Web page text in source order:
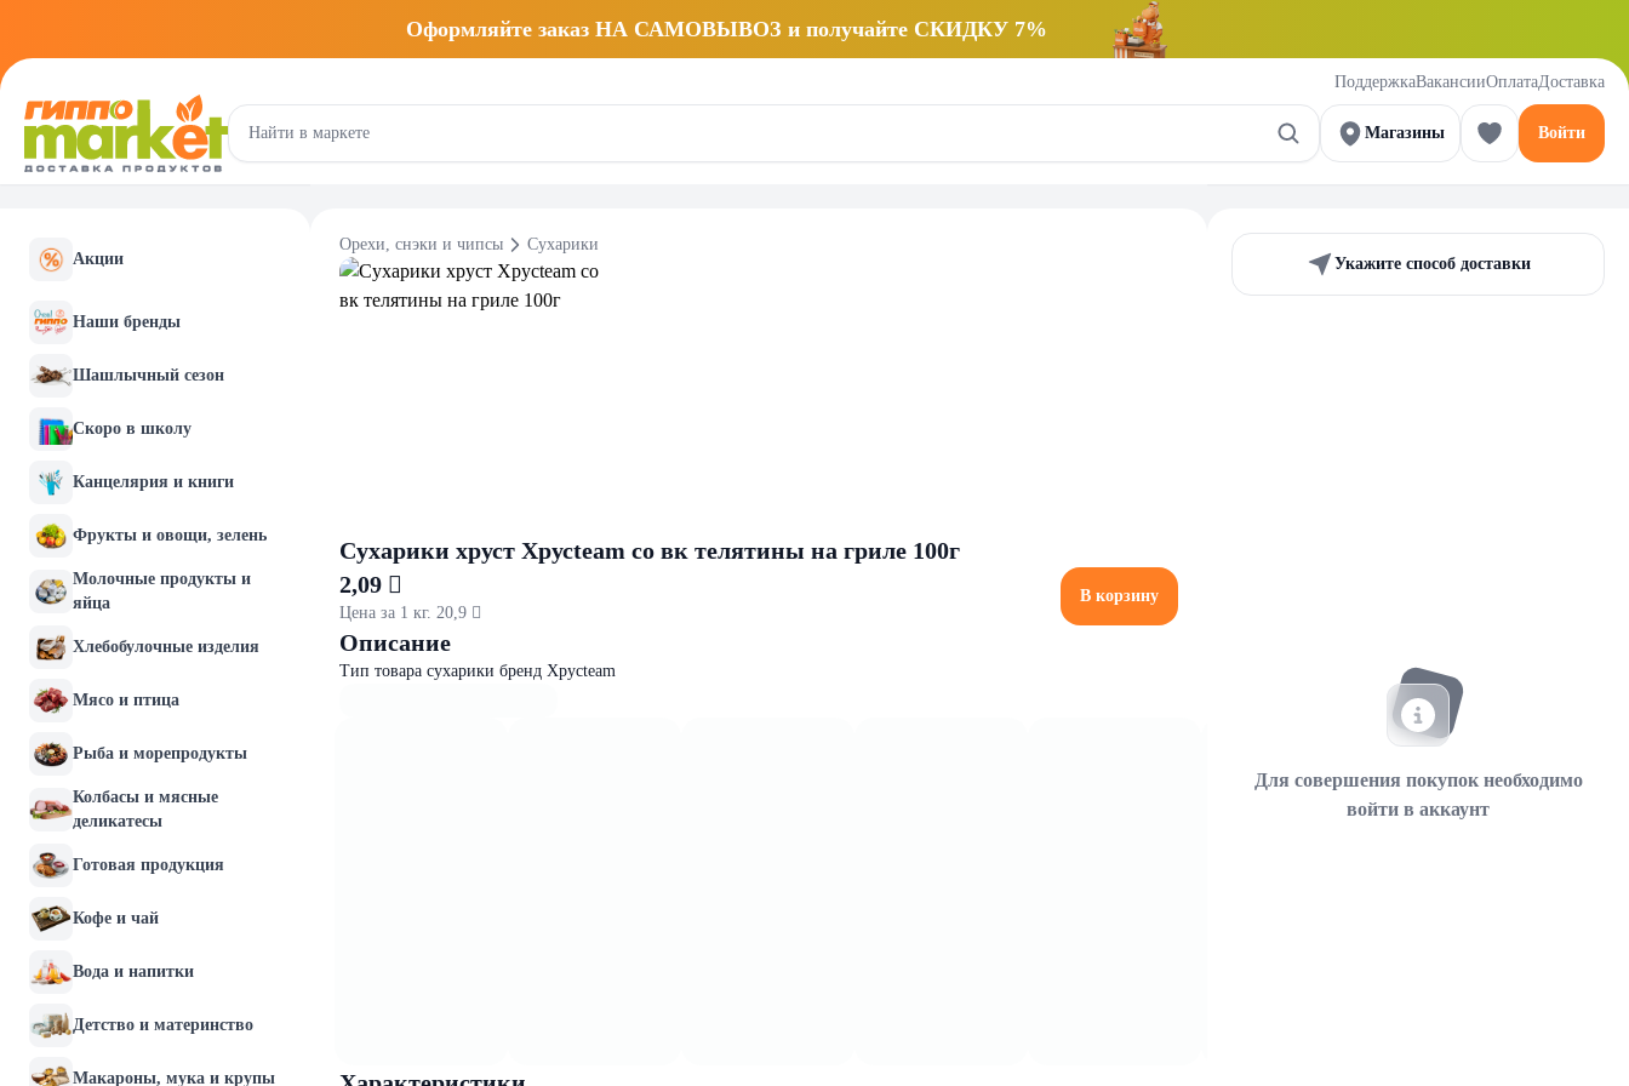
Оформляйте заказ НА САМОВЫВОЗ и получайте СКИДКУ 7%
ПоддержкаВакансииОплатаДоставка
Магазины Войти
Акции
Наши бренды
Шашлычный сезон
Скоро в школу
Канцелярия и книги
Фрукты и овощи, зелень
Молочные продукты и
яйца
Хлебобулочные изделия
Мясо и птица
Рыба и морепродукты
Колбасы и мясные
деликатесы
Готовая продукция
Кофе и чай
Вода и напитки
Детство и материнство
Макароны, мука и крупы
Орехи, снэки и чипсы Сухарики
Сухарики хруст Хрусteam со вк телятины на гриле 100г
2,09 
Цена за 1 кг. 20,9 
В корзину
Описание
Тип товара сухарики бренд Хрусteam
Укажите способ доставки
Для совершения покупок необходимо
войти в аккаунт